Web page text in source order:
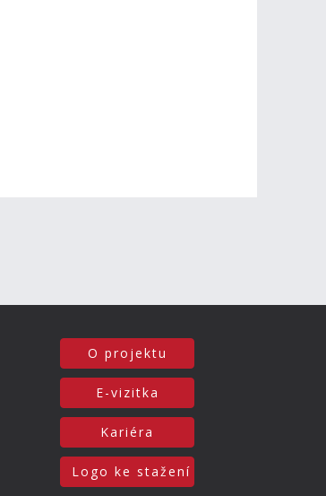
O projektu
E-vizitka
Kariéra
Logo ke stažení